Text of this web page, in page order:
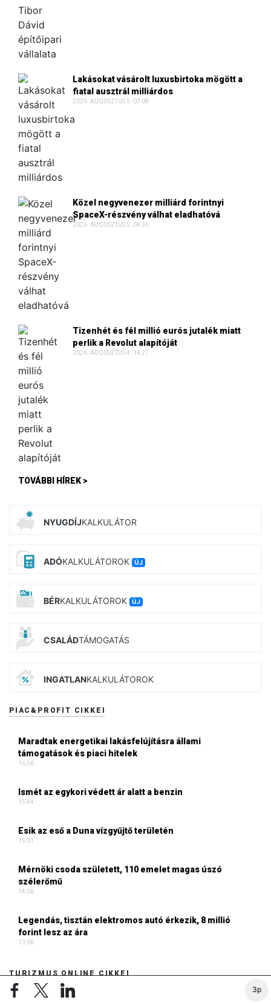
3p
Lakásokat vásárolt luxusbirtoka mögött a
fiatal ausztrál milliárdos
2026. AUGUSZTUS 5. 07:08
Közel negyvenezer milliárd forintnyi
SpaceX-részvény válhat eladhatóvá
2026. AUGUSZTUS 5. 06:35
Tizenhét és fél millió eurós jutalék miatt
perlik a Revolut alapítóját
2026. AUGUSZTUS 4. 14:27
TOVÁBBI HÍREK >
NYUGDÍJKALKULÁTOR
ADÓKALKULÁTOROK ÚJ
BÉRKALKULÁTOROK ÚJ
CSALÁDTÁMOGATÁS
INGATLANKALKULÁTOROK
PIAC&PROFIT CIKKEI
Maradtak energetikai lakásfelújításra állami
támogatások és piaci hitelek
16:56
Ismét az egykori védett ár alatt a benzin
15:44
Esik az eső a Duna vízgyűjtő területén
15:01
Mérnöki csoda született, 110 emelet magas úszó
szélerőmű
14:06
Legendás, tisztán elektromos autó érkezik, 8 millió
forint lesz az ára
13:06
TURIZMUS ONLINE CIKKEI